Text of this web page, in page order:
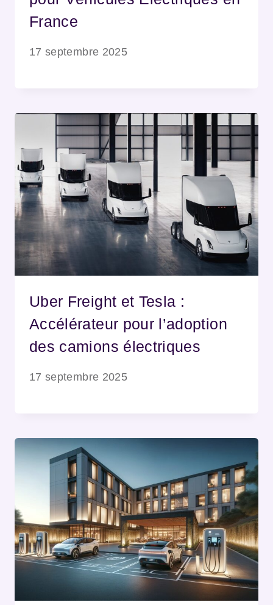
France
17 septembre 2025
Uber Freight et Tesla :
Accélérateur pour l’adoption
des camions électriques
17 septembre 2025